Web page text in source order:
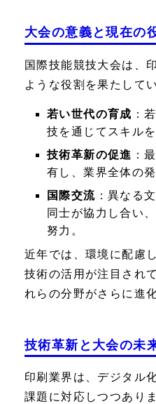
大会の意義と現在の
国際技能競技大会は、
ような役割を果たして
若い世代の育成 ：
技を通じてスキル
技術革新の促進 ：
有し、業界全体の発
国際交流 ：異なる
同士が協力し合い
努力。
近年では、環境に配慮
技術の活用が注目され
れらの分野がさらに進
技術革新と大会の未
印刷業界は、デジタル
課題に対応しつつあり